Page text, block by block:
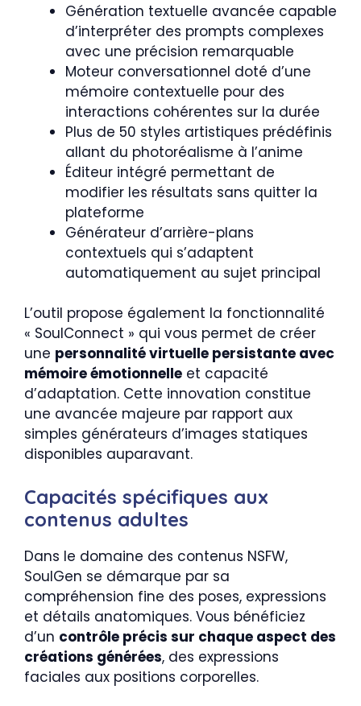
Génération textuelle avancée capable
d’interpréter des prompts complexes
avec une précision remarquable
Moteur conversationnel doté d’une
mémoire contextuelle pour des
interactions cohérentes sur la durée
Plus de 50 styles artistiques prédéfinis
allant du photoréalisme à l’anime
Éditeur intégré permettant de
modifier les résultats sans quitter la
plateforme
Générateur d’arrière-plans
contextuels qui s’adaptent
automatiquement au sujet principal
L’outil propose également la fonctionnalité
« SoulConnect » qui vous permet de créer
une personnalité virtuelle persistante avec
mémoire émotionnelle et capacité
d’adaptation. Cette innovation constitue
une avancée majeure par rapport aux
simples générateurs d’images statiques
disponibles auparavant.
Capacités spécifiques aux
contenus adultes
Dans le domaine des contenus NSFW,
SoulGen se démarque par sa
compréhension fine des poses, expressions
et détails anatomiques. Vous bénéficiez
d’un contrôle précis sur chaque aspect des
créations générées, des expressions
faciales aux positions corporelles.